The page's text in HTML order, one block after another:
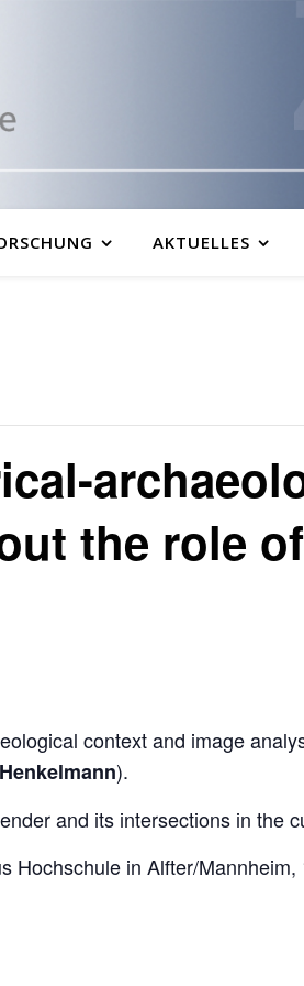
AKTUELLES
the role
context and image
).
and its intersections in the
Hochschule in Alfter/